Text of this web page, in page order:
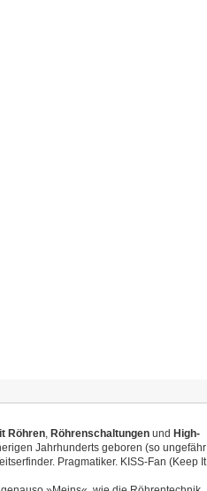
Röhren, Röhrenschaltungen und High-
Jahrhunderts geboren (so ungefähr
Pragmatiker. KISS-Fan (Keep It